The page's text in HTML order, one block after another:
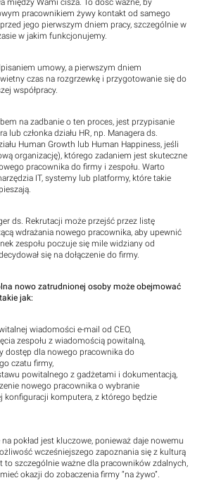
pracownikiem żywy kontakt od samego
jego pierwszym dniem pracy, szczególnie w
w jakim funkcjonujemy.
umowy, a pierwszym dniem
czas na rozgrzewkę i przygotowanie się do
współpracy.
na zadbanie o ten proces, jest przypisanie
lub członka działu HR, np. Managera ds.
Human Growth lub Human Happiness, jeśli
organizację), którego zadaniem jest skuteczne
pracownika do firmy i zespołu. Warto
IT, systemy lub platformy, które takie
ds. Rekrutacji może przejść przez listę
wdrażania nowego pracownika, aby upewnić
zespołu poczuje się mile widziany od
się na dołączenie do firmy.
nowo zatrudnionej osoby może obejmować
jak:
wiadomości e-mail od CEO,
zespołu z wiadomością powitalną,
dostęp dla nowego pracownika do
czatu firmy,
powitalnego z gadżetami i dokumentacją,
nowego pracownika o wybranie
konfiguracji komputera, z którego będzie
pokład jest kluczowe, ponieważ daje nowemu
wcześniejszego zapoznania się z kulturą
to szczególnie ważne dla pracowników zdalnych,
okazji do zobaczenia firmy “na żywo”.